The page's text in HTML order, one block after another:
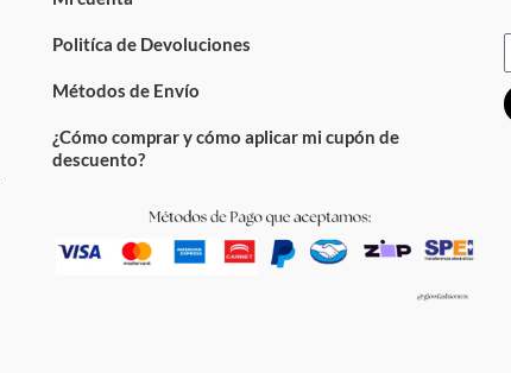
Politíca de Devoluciones
Métodos de Envío
¿Cómo comprar y cómo aplicar mi cupón de
descuento?